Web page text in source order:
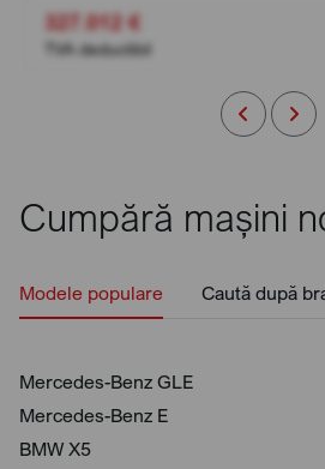
327.012 €
TVA deductibil
Cumpără mașini
Modele populare Caută după
Mercedes-Benz GLE
Mercedes-Benz E
BMW X5